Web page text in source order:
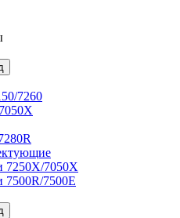
7260
7250X/7050X
7500R/7500E